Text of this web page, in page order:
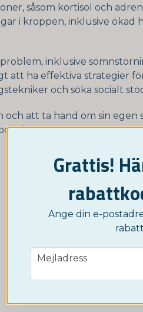
såsom kortisol och
i kroppen, inklusive
inklusive
att ha effektiva strategier
och söka socialt
och att ta hand om sin
sinnet.
Grattis!
Ange din e-
email
Mejladress